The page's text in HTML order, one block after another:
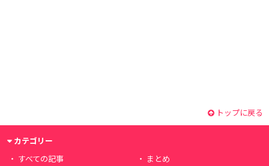
トップに戻る
カテゴリー
すべての記事
まとめ